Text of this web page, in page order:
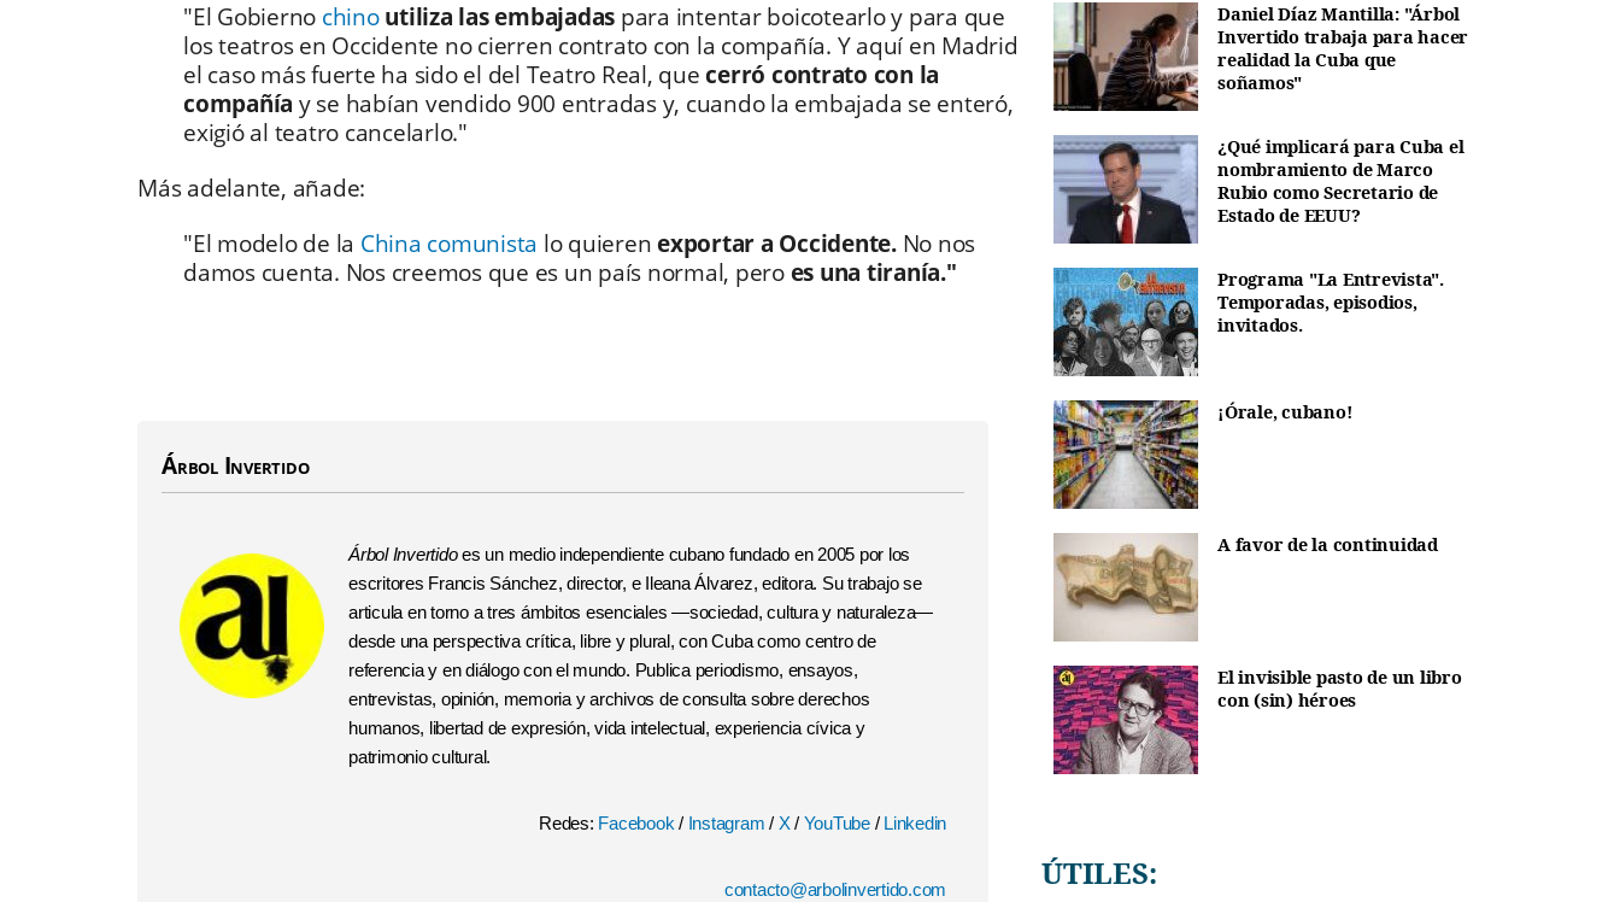
"El Gobierno chino utiliza las embajadas para intentar boicotearlo y para que
los teatros en Occidente no cierren contrato con la compañía. Y aquí en Madrid
el caso más fuerte ha sido el del Teatro Real, quecerró contrato con la
compañía y se habían vendido 900 entradas y, cuando la embajada se enteró,
exigió al teatro cancelarlo."
Más adelante, añade:
"El modelo de la China comunista lo quierenexportar a Occidente.No nos
damos cuenta. Nos creemos que es un país normal, peroes una tiranía."
Árbol Invertido
Árbol Invertidoes un medio independiente cubano fundado en 2005 por los
escritores Francis Sánchez, director, e Ileana Álvarez, editora. Su trabajo se
articula en torno a tres ámbitos esenciales —sociedad, cultura y naturaleza—
desde una perspectiva crítica, libre y plural, con Cuba como centro de
referencia y en diálogo con el mundo. Publica periodismo, ensayos,
entrevistas, opinión, memoria y archivos de consulta sobre derechos
humanos, libertad de expresión, vida intelectual, experiencia cívica y
patrimonio cultural.
Redes: Facebook / Instagram / X/ YouTube / Linkedin
contacto@arbolinvertido.com
Daniel Díaz Mantilla: "Árbol
Invertido trabaja para hacer
realidad la Cuba que
soñamos"
¿Qué implicará para Cuba el
nombramiento de Marco
Rubio como Secretario de
Estado de EEUU?
Programa "La Entrevista".
Temporadas, episodios,
invitados.
¡Órale, cubano!
A favor de la continuidad
El invisible pasto de un libro
con (sin) héroes
ÚTILES: